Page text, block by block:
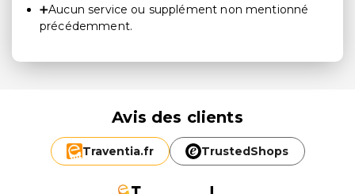
➕Aucun service ou supplément non mentionné
précédemment.
Avis des clients
Traventia.fr TrustedShops